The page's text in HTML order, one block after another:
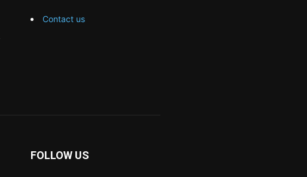
Contact us
FOLLOW US